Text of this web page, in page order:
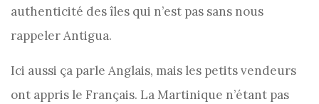
authenticité des îles qui n’est pas sans nous
rappeler Antigua.
Ici aussi ça parle Anglais, mais les petits vendeurs
ont appris le Français. La Martinique n’étant pas